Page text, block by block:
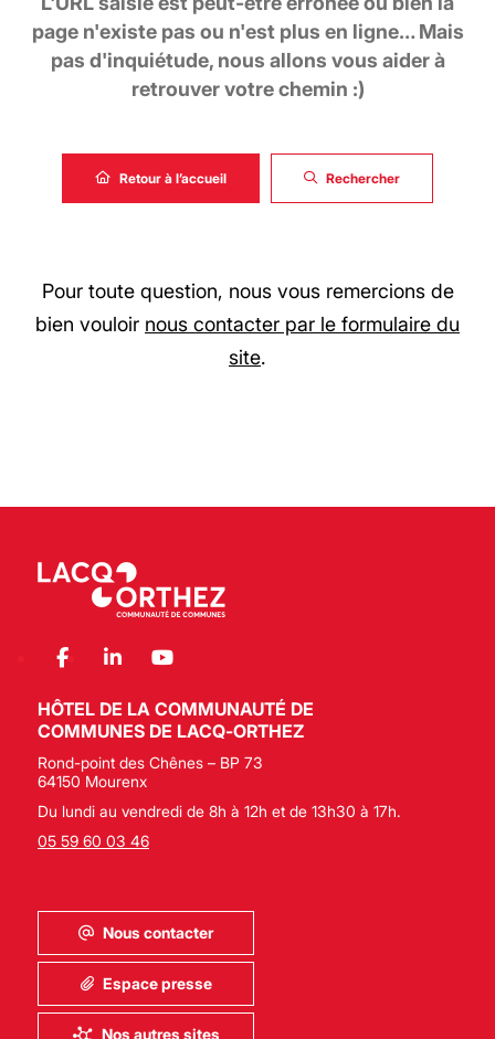
page n'existe pas ou n'est plus en ligne… Mais
pas d'inquiétude, nous allons vous aider à
retrouver votre chemin :)
Retour à l’accueil Rechercher
Pour toute question, nous vous remercions de
bien vouloir nous contacter par le formulaire du
site.
HÔTEL DE LA COMMUNAUTÉ DE
COMMUNES DE LACQ-ORTHEZ
Rond-point des Chênes – BP 73
64150 Mourenx
Du lundi au vendredi de 8h à 12h et de 13h30 à 17h.
05 59 60 03 46
Nous contacter
Espace presse
Nos autres sites